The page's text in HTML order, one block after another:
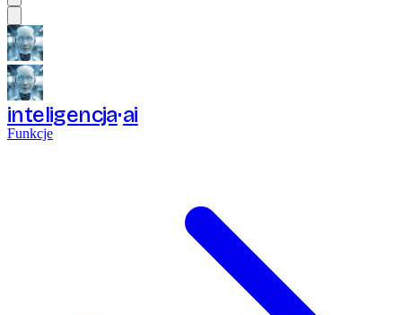
inteligencja ai
Funkcje